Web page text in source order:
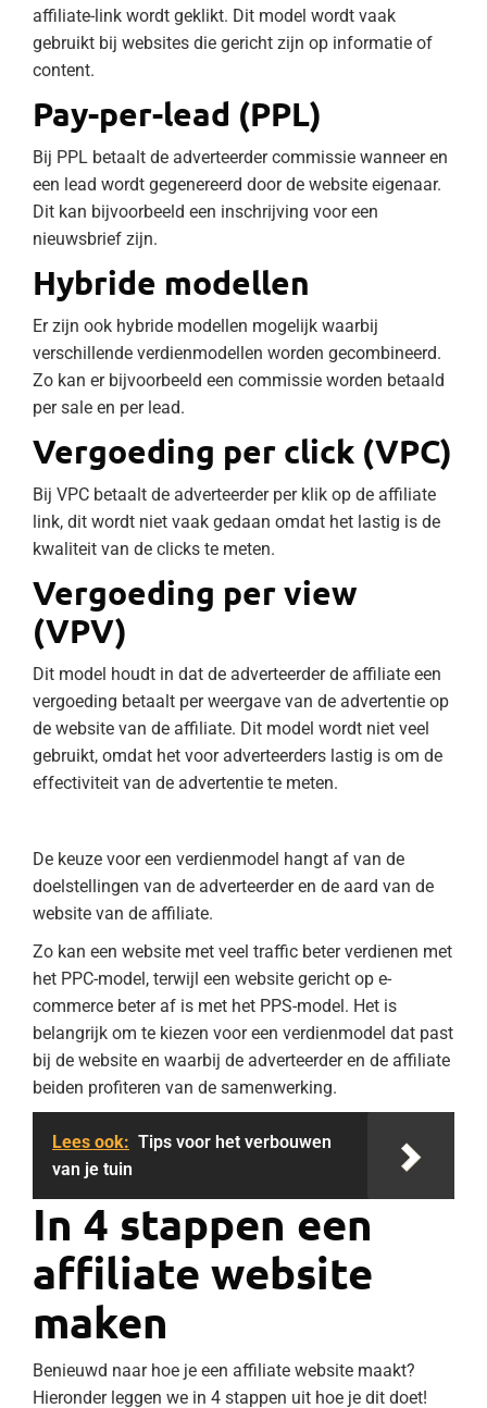
affiliate-link wordt geklikt. Dit model wordt vaak
gebruikt bij websites die gericht zijn op informatie of
content.
Pay-per-lead (PPL)
Bij PPL betaalt de adverteerder commissie wanneer en
een lead wordt gegenereerd door de website eigenaar.
Dit kan bijvoorbeeld een inschrijving voor een
nieuwsbrief zijn.
Hybride modellen
Er zijn ook hybride modellen mogelijk waarbij
verschillende verdienmodellen worden gecombineerd.
Zo kan er bijvoorbeeld een commissie worden betaald
per sale en per lead.
Vergoeding per click (VPC)
Bij VPC betaalt de adverteerder per klik op de affiliate
link, dit wordt niet vaak gedaan omdat het lastig is de
kwaliteit van de clicks te meten.
Vergoeding per view
(VPV)
Dit model houdt in dat de adverteerder de affiliate een
vergoeding betaalt per weergave van de advertentie op
de website van de affiliate. Dit model wordt niet veel
gebruikt, omdat het voor adverteerders lastig is om de
effectiviteit van de advertentie te meten.
De keuze voor een verdienmodel hangt af van de
doelstellingen van de adverteerder en de aard van de
website van de affiliate.
Zo kan een website met veel traffic beter verdienen met
het PPC-model, terwijl een website gericht op e-
commerce beter af is met het PPS-model. Het is
belangrijk om te kiezen voor een verdienmodel dat past
bij de website en waarbij de adverteerder en de affiliate
beiden profiteren van de samenwerking.
Lees ook: Tips voor het verbouwen
van je tuin
In 4 stappen een
affiliate website
maken
Benieuwd naar hoe je een affiliate website maakt?
Hieronder leggen we in 4 stappen uit hoe je dit doet!